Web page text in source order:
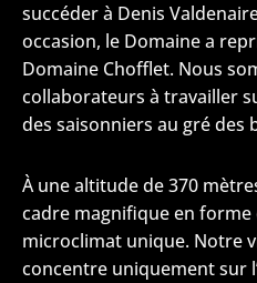
succéder à Denis
occasion, le Domaine a
Domaine Chofflet. Nous
collaborateurs à travailler
des saisonniers au gré des
À une altitude de 370
cadre magnifique en forme
microclimat unique. Notre
concentre uniquement sur